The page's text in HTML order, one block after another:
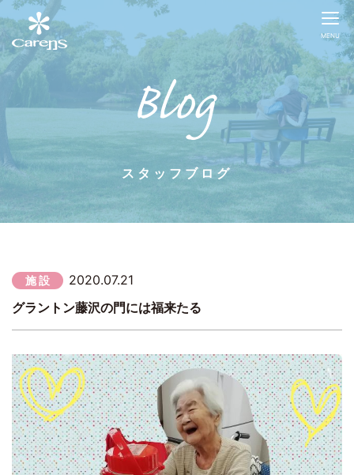
MENU
スタッフブログ
施 設
2020.07.21
グラントン藤沢の門には福来たる